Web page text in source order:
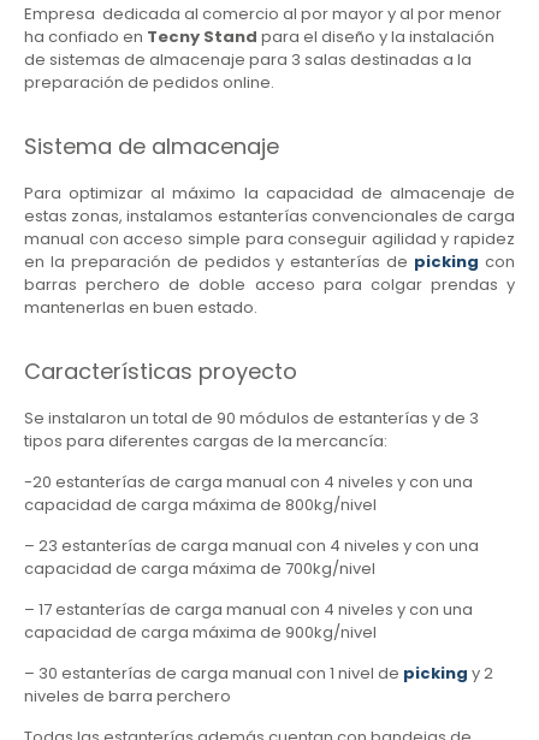
Empresa dedicada al comercio al por mayor y al por menor
ha confiado en Tecny Stand para el diseño y la instalación
de sistemas de almacenaje para 3 salas destinadas a la
preparación de pedidos online.
Sistema de almacenaje
Para optimizar al máximo la capacidad de almacenaje de
estas zonas, instalamos estanterías convencionales de carga
manual con acceso simple para conseguir agilidad y rapidez
en la preparación de pedidos y estanterías de picking con
barras perchero de doble acceso para colgar prendas y
mantenerlas en buen estado.
Características proyecto
Se instalaron un total de 90 módulos de estanterías y de 3
tipos para diferentes cargas de la mercancía:
-20 estanterías de carga manual con 4 niveles y con una
capacidad de carga máxima de 800kg/nivel
– 23 estanterías de carga manual con 4 niveles y con una
capacidad de carga máxima de 700kg/nivel
– 17 estanterías de carga manual con 4 niveles y con una
capacidad de carga máxima de 900kg/nivel
– 30 estanterías de carga manual con 1 nivel de picking y 2
niveles de barra perchero